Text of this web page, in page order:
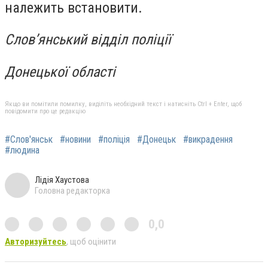
належить встановити.
Слов’янський відділ поліції
Донецької області
Якщо ви помітили помилку, виділіть необхідний текст і натисніть Ctrl + Enter, щоб
повідомити про це редакцію
#Слов'янськ #новини #поліція #Донецьк
#викрадення
#людина
Лідія Хаустова
Головна редакторка
0,0
Авторизуйтесь, щоб оцінити